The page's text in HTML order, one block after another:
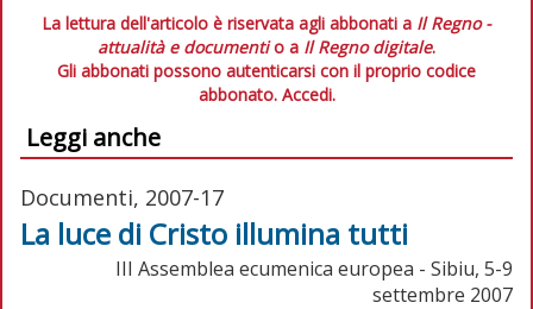
La lettura dell'articolo è riservata agli abbonati a Il Regno -
attualità e documentio a Il Regno digitale.
Gli abbonati possono autenticarsi con il proprio codice
abbonato. Accedi.
Leggi anche
Documenti, 2007-17
La luce di Cristo illumina tutti
III Assemblea ecumenica europea - Sibiu, 5-9
settembre 2007